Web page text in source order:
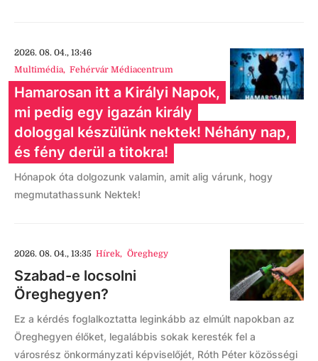
2026. 08. 04., 13:46
Multimédia, Fehérvár Médiacentrum
Hamarosan itt a Királyi Napok,
mi pedig egy igazán király
dologgal készülünk nektek! Néhány nap,
és fény derül a titokra!
Hónapok óta dolgozunk valamin, amit alig várunk, hogy
megmutathassunk Nektek!
2026. 08. 04., 13:35 Hírek, Öreghegy
Szabad-e locsolni
Öreghegyen?
Ez a kérdés foglalkoztatta leginkább az elmúlt napokban az
Öreghegyen élőket, legalábbis sokak keresték fel a
városrész önkormányzati képviselőjét, Róth Péter közösségi